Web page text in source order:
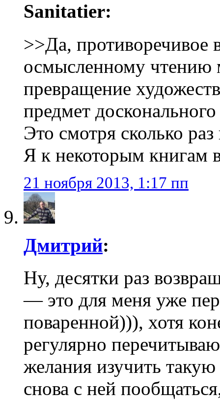
Sanitatier:
>>Да, противоречивое
осмысленному чтению
превращение
предмет
Это смотря сколько
Я к некоторым книгам
21 ноября 2013, 1:17 пп
Дмитрий:
Ну, десятки раз
— это для меня уже
поваренной))), хотя
регулярно
желания изучить
снова с ней